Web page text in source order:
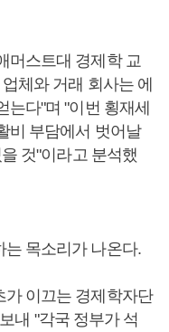
머스트대 경제학 교
체와 거래 회사는 에
다"며 "이번 횡재세
비 부담에서 벗어날
것"이라고 분석했
목소리가 나온다.
가 이끄는 경제학자단
내 "각국 정부가 석